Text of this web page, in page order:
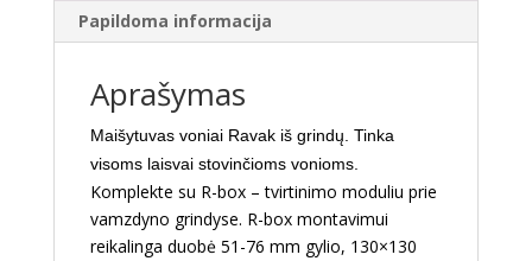
Papildoma informacija
Aprašymas
Maišytuvas voniai Ravak iš grindų. Tinka
visoms laisvai stovinčioms vonioms.
Komplekte su R-box – tvirtinimo moduliu prie
vamzdyno grindyse. R-box montavimui
reikalinga duobė 51-76 mm gylio, 130×130